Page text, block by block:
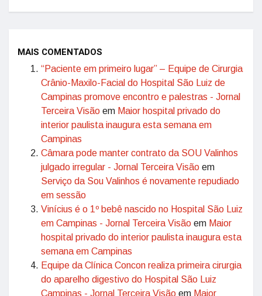
MAIS COMENTADOS
“Paciente em primeiro lugar” – Equipe de Cirurgia
Crânio-Maxilo-Facial do Hospital São Luiz de
Campinas promove encontro e palestras - Jornal
Terceira Visão em Maior hospital privado do
interior paulista inaugura esta semana em
Campinas
Câmara pode manter contrato da SOU Valinhos
julgado irregular - Jornal Terceira Visão em
Serviço da Sou Valinhos é novamente repudiado
em sessão
Vinícius é o 1º bebê nascido no Hospital São Luiz
em Campinas - Jornal Terceira Visão em Maior
hospital privado do interior paulista inaugura esta
semana em Campinas
Equipe da Clínica Concon realiza primeira cirurgia
do aparelho digestivo do Hospital São Luiz
Campinas - Jornal Terceira Visão em Maior